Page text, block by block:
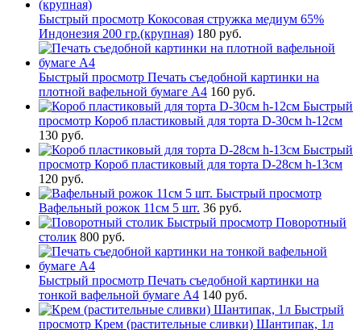
Быстрый просмотр Кокосовая стружка медиум 65%
Индонезия 200 гр.(крупная) 180 руб.
Быстрый просмотр Печать съедобной картинки на
плотной вафельной бумаге А4 160 руб.
Быстрый
просмотр Короб пластиковый для торта D-30см h-12см
130 руб.
Быстрый
просмотр Короб пластиковый для торта D-28см h-13см
120 руб.
Быстрый просмотр
Вафельный рожок 11см 5 шт. 36 руб.
Быстрый просмотр Поворотный
столик 800 руб.
Быстрый просмотр Печать съедобной картинки на
тонкой вафельной бумаге А4 140 руб.
Быстрый
просмотр Крем (растительные сливки) Шантипак, 1л